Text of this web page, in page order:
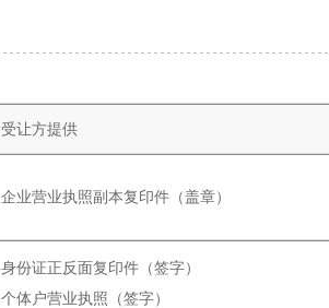
受让方提供
企业营业执照副本复印件（盖章）
身份证正反面复印件（签字）
个体户营业执照（签字）